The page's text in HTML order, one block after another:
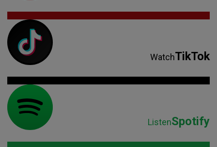
WatchTikTok
ListenSpotify